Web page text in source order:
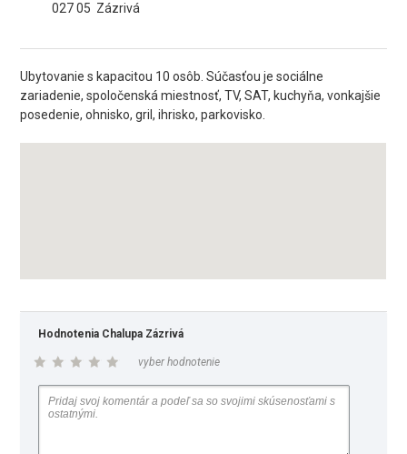
027 05 Zázrivá
Ubytovanie s kapacitou 10 osôb. Súčasťou je sociálne
zariadenie, spoločenská miestnosť, TV, SAT, kuchyňa, vonkajšie
posedenie, ohnisko, gril, ihrisko, parkovisko.
Hodnotenia Chalupa Zázrivá
vyber hodnotenie